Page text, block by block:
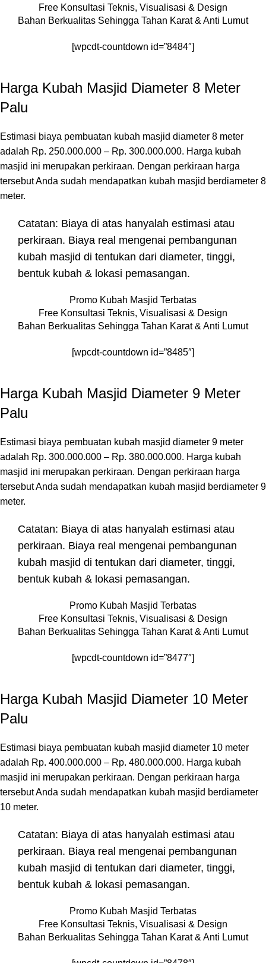
Free Konsultasi Teknis, Visualisasi & Design
Bahan Berkualitas Sehingga Tahan Karat & Anti Lumut
[wpcdt-countdown id=”8484″]
Harga Kubah Masjid Diameter 8 Meter
Palu
Estimasi biaya pembuatan kubah masjid diameter 8 meter
adalah Rp. 250.000.000 – Rp. 300.000.000. Harga kubah
masjid ini merupakan perkiraan. Dengan perkiraan harga
tersebut Anda sudah mendapatkan kubah masjid berdiameter 8
meter.
Catatan: Biaya di atas hanyalah estimasi atau
perkiraan. Biaya real mengenai pembangunan
kubah masjid di tentukan dari diameter, tinggi,
bentuk kubah & lokasi pemasangan.
Promo Kubah Masjid Terbatas
Free Konsultasi Teknis, Visualisasi & Design
Bahan Berkualitas Sehingga Tahan Karat & Anti Lumut
[wpcdt-countdown id=”8485″]
Harga Kubah Masjid Diameter 9 Meter
Palu
Estimasi biaya pembuatan kubah masjid diameter 9 meter
adalah Rp. 300.000.000 – Rp. 380.000.000. Harga kubah
masjid ini merupakan perkiraan. Dengan perkiraan harga
tersebut Anda sudah mendapatkan kubah masjid berdiameter 9
meter.
Catatan: Biaya di atas hanyalah estimasi atau
perkiraan. Biaya real mengenai pembangunan
kubah masjid di tentukan dari diameter, tinggi,
bentuk kubah & lokasi pemasangan.
Promo Kubah Masjid Terbatas
Free Konsultasi Teknis, Visualisasi & Design
Bahan Berkualitas Sehingga Tahan Karat & Anti Lumut
[wpcdt-countdown id=”8477″]
Harga Kubah Masjid Diameter 10 Meter
Palu
Estimasi biaya pembuatan kubah masjid diameter 10 meter
adalah Rp. 400.000.000 – Rp. 480.000.000. Harga kubah
masjid ini merupakan perkiraan. Dengan perkiraan harga
tersebut Anda sudah mendapatkan kubah masjid berdiameter
10 meter.
Catatan: Biaya di atas hanyalah estimasi atau
perkiraan. Biaya real mengenai pembangunan
kubah masjid di tentukan dari diameter, tinggi,
bentuk kubah & lokasi pemasangan.
Promo Kubah Masjid Terbatas
Free Konsultasi Teknis, Visualisasi & Design
Bahan Berkualitas Sehingga Tahan Karat & Anti Lumut